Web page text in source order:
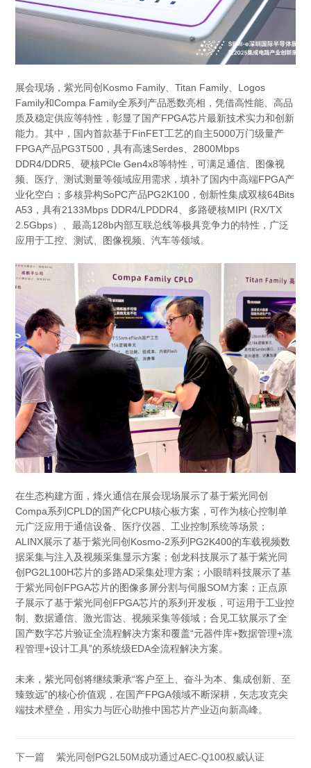
展会现场，紫光同创Kosmo Family、Titan Family、Logos
Family和Compa Family全系列产品悉数亮相，凭借高性能、高品
质及稳定供应等特性，彰显了国产FPGA芯片最新技术实力和创新
能力。其中，国内首款基于FinFET工艺的自主5000万门级量产
FPGA产品PG3T500，具有高速Serdes、2800Mbps
DDR4/DDR5、硬核PCle Gen4x8等特性，可满足通信、图像视
频、医疗、测试测量等领域应用需求，填补了国内中高端FPGA产
业化空白；多核异构SoPC产品PG2K100，创新性集成双核64Bits
A53，具有2133Mbps DDR4/LPDDR4、多路硬核MIPI (RX/TX
2.5Gbps）、最高128b内部互联总线等极具竞争力的特性，广泛
应用于工控、测试、图像视频、汽车等领域。
在生态构建方面，烽火通信在展会现场展示了基于紫光同创
Compa系列CPLD的国产化CPU核心板方案，可作为核心控制单
元广泛应用于通信设备、医疗仪器、工业控制系统等场景；
ALINX展示了基于紫光同创Kosmo-2系列PG2K400的车载视频数
据采集与注入及视频采集显示方案；创龙科技展示了基于紫光同
创PG2L100H芯片的多路AD采集处理方案；小眼睛科技展示了基
于紫光同创FPGA芯片的图像多屏分割与伺服SOM方案；正点原
子展示了基于紫光同创FPGA芯片的系列开发板，可运用于工业控
制、数据通信、激光雷达、视频采集等领域；合见工软展示了全
国产数字芯片验证全流程解决方案和覆盖“元器件库+数据管理+流
程管理+设计工具”的系统级EDA全流程解决方案。
未来，紫光同创将继续秉承“客户至上、奋斗为本、集成创新、至
臻致远”的核心价值观，在国产FPGA领域不断深耕，矢志攻克尖
端技术壁垒，用实力与匠心助推中国芯片产业迈向新高峰。
下一篇 紫光同创PG2L50M成功通过AEC-Q100权威认证